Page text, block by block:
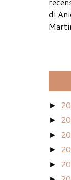
di
►
►
►
►
►